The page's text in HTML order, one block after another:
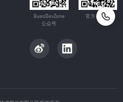
QuecDevZone
公众号
官方公众号